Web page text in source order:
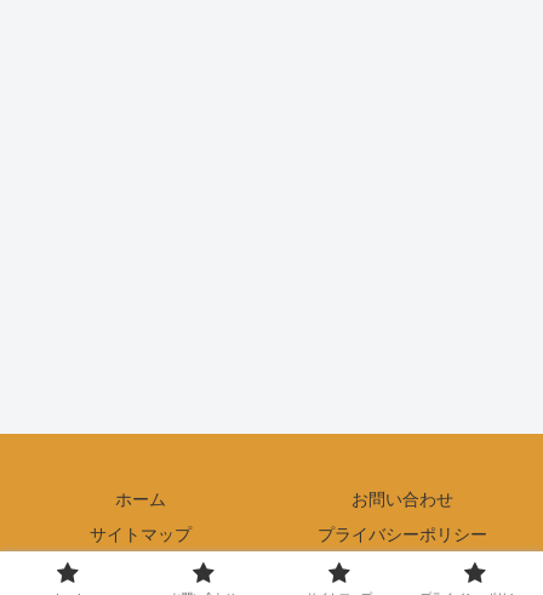
ホーム
お問い合わせ
サイトマップ
プライバシーポリシー
© 2017 Enjoy the Outdoors.